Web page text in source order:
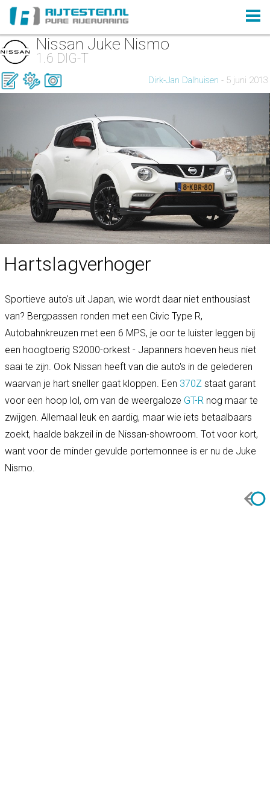
Nissan Juke Nismo
1.6 DIG-T
Dirk-Jan Dalhuisen - 5 juni 2013
Hartslagverhoger
Sportieve auto's uit Japan, wie wordt daar niet enthousiast
van? Bergpassen ronden met een Civic Type R,
Autobahnkreuzen met een 6 MPS, je oor te luister leggen bij
een hoogtoerig S2000-orkest - Japanners hoeven heus niet
saai te zijn. Ook Nissan heeft van die auto's in de gelederen
waarvan je hart sneller gaat kloppen. Een 370Z staat garant
voor een hoop lol, om van de weergaloze GT-R nog maar te
zwijgen. Allemaal leuk en aardig, maar wie iets betaalbaars
zoekt, haalde bakzeil in de Nissan-showroom. Tot voor kort,
want voor de minder gevulde portemonnee is er nu de Juke
Nismo.